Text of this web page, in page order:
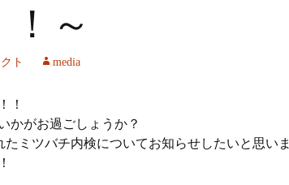
～
ト media
！
かがお過ごしょうか？
ミツバチ内検についてお知らせしたいと思いま